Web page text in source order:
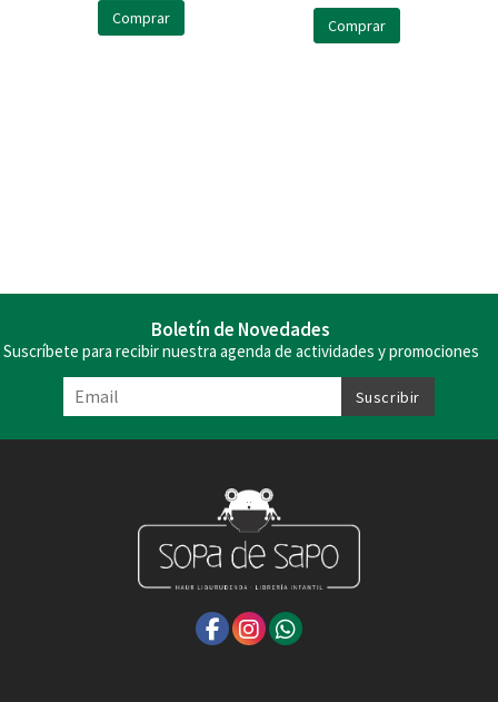
Comprar Comprar
Boletín de Novedades
Suscríbete para recibir nuestra agenda de actividades y promociones